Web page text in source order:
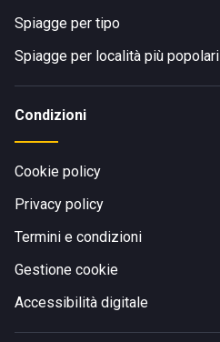
Spiagge per tipo
Spiagge per località più popolari
Condizioni
Cookie policy
Privacy policy
Termini e condizioni
Gestione cookie
Accessibilità digitale